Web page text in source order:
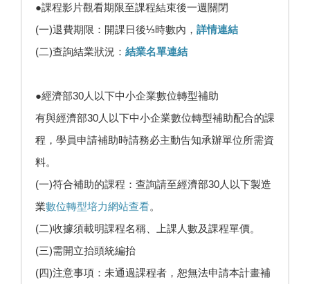
●課程影片觀看期限至課程結束後一週關閉
(一)退費期限：開課日後⅓時數內， 詳情連結
(二)查詢結業狀況： 結業名單連結
●經濟部30人以下中小企業數位轉型補助
有與經濟部30人以下中小企業數位轉型補助配合的課
程，學員申請補助時請務必主動告知承辦單位所需資
料。
(一)符合補助的課程：查詢請至經濟部30人以下製造
業數位轉型培力網站查看。
(二)收據須載明課程名稱、上課人數及課程單價。
(三)需開立抬頭統編抬
(四)注意事項：未通過課程者，恕無法申請本計畫補